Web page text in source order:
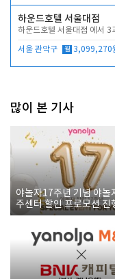
하운드호텔 서울대점
하운드호텔 서울대점 에서 3
서울 관악구 월 3,099,270
많이 본 기사
야놀자17주년 기념 야놀
주센터 할인 프로모션 진